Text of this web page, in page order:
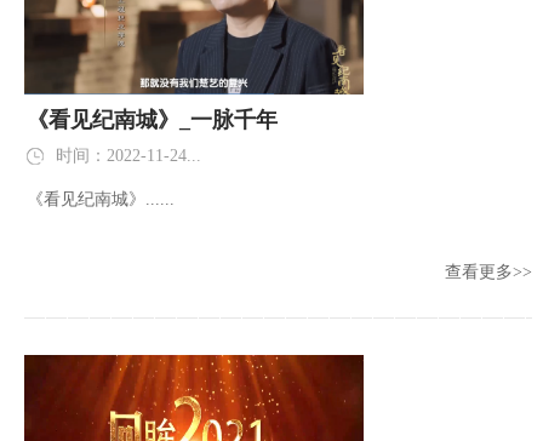
《看见纪南城》_一脉千年
时间：2022-11-24...
《看见纪南城》......
查看更多>>